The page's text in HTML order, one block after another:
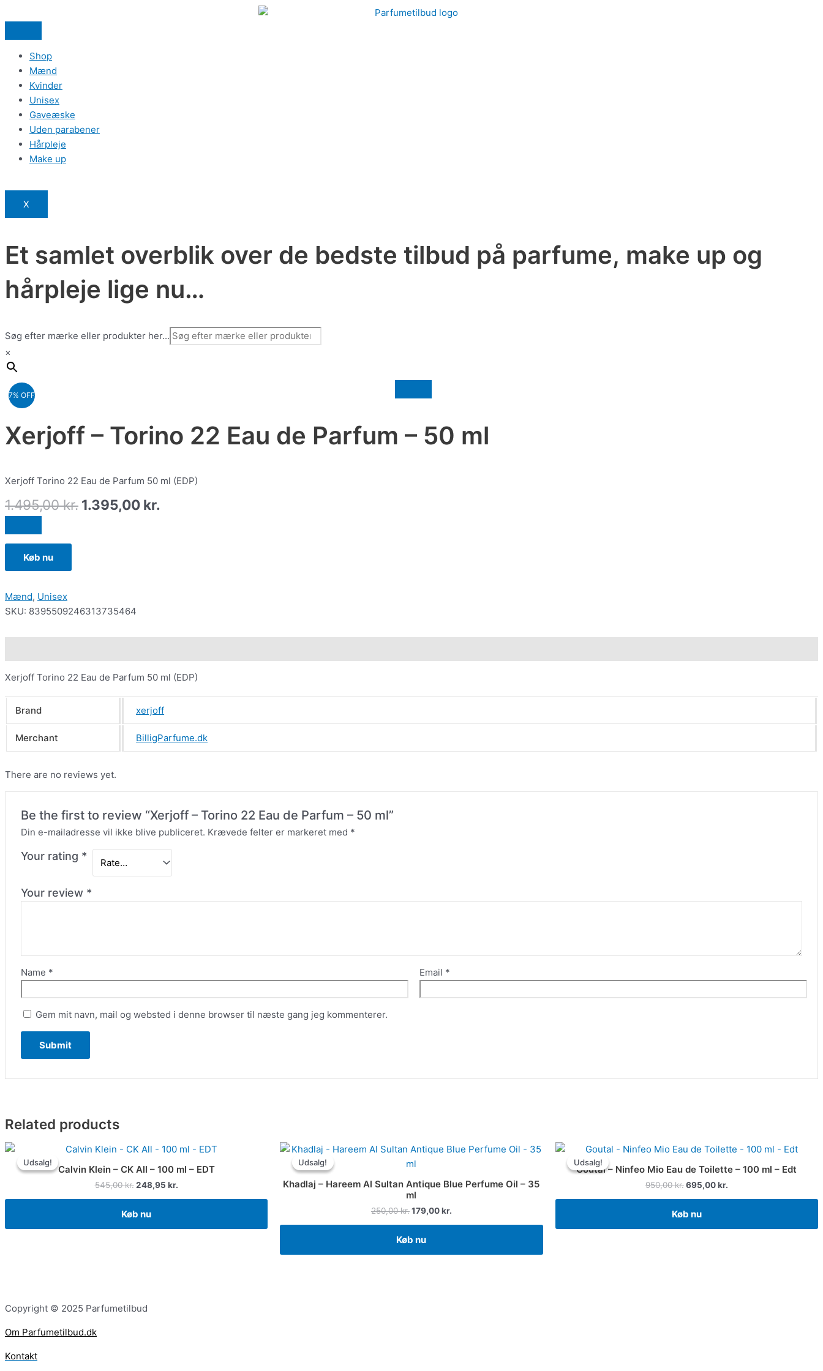
indholdet
Shop
Mænd
Kvinder
Unisex
Gaveæske
Uden parabener
Hårpleje
Make up
X
Et samlet overblik over de bedste tilbud på parfume, make up og
hårpleje lige nu…
Søg efter mærke eller produkter her...
×
7% OFF
Xerjoff – Torino 22 Eau de Parfum – 50 ml
Xerjoff Torino 22 Eau de Parfum 50 ml (EDP)
1.495,00kr. 1.395,00 kr.
Køb nu
Mænd, Unisex
SKU: 8395509246313735464
Xerjoff Torino 22 Eau de Parfum 50 ml (EDP)
Brand xerjoff
Merchant BilligParfume.dk
There are no reviews yet.
Be the first to review “Xerjoff – Torino 22 Eau de Parfum – 50 ml”
Din e-mailadresse vil ikke blive publiceret. Krævede felter er markeret med *
Your rating *
Your review *
Name * Email *
Gem mit navn, mail og websted i denne browser til næste gang jeg kommenterer.
Related products
Udsalg!
Calvin Klein – CK All – 100 ml – EDT
545,00kr. 248,95 kr.
Udsalg!
Køb nu
Udsalg!
Khadlaj – Hareem Al Sultan Antique Blue Perfume Oil – 35
ml
250,00kr.179,00kr.
Udsalg!
Køb nu
Udsalg!
Goutal – Ninfeo Mio Eau de Toilette – 100 ml – Edt
950,00kr.695,00kr.
Udsalg!
Køb nu
Copyright © 2025 Parfumetilbud
Om Parfumetilbud.dk
Kontakt